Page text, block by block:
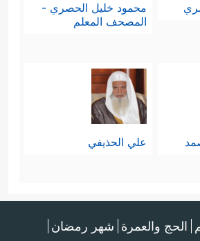
محمود خليل الحصري -
المصحف المعلم
علي الحذيفي
الحج والعمرة شهر رمضان